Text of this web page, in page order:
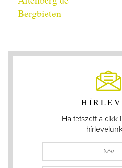
Bergbieten
Ha tetszett a cikk